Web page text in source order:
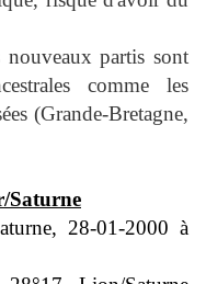
partis sont
comme les
(Grande-Bretagne,
Saturne
28-01-2000 à